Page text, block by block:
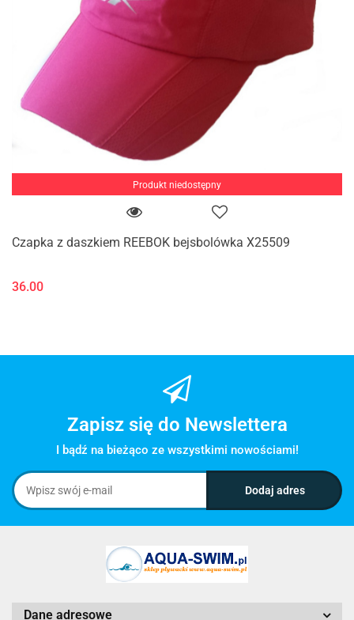
Produkt niedostępny
Czapka z daszkiem REEBOK bejsbolówka X25509
36.00
Zapisz się do Newslettera
I bądź na bieżąco ze wszystkimi nowościami!
Dane adresowe